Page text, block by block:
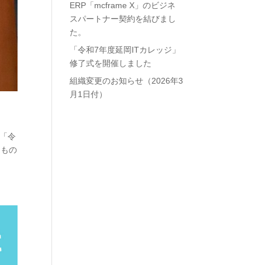
令
の
ERP「mcframe X」のビジネ
スパートナー契約を結びまし
た。
「令和7年度延岡ITカレッジ」
修了式を開催しました
組織変更のお知らせ（2026年3
月1日付）